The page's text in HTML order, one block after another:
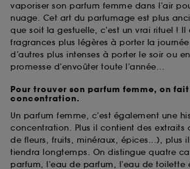
vaporiser son parfum femme dans l’air
nuage. Cet art du parfumage est plus
que soit la gestuelle, c’est un vrai rituel ! Il
fragrances plus légères à porter la journée
d’autres plus intenses à porter le soir ou
promesse d’envoûter toute l’année...
Pour trouver son parfum femme, on
concentration.
Un parfum femme, c’est également une
concentration. Plus il contient des extraits
de fleurs, fruits, minéraux, épices...), plus
tiendra longtemps. On distingue quatre
parfum, l’eau de parfum, l’eau de toilette